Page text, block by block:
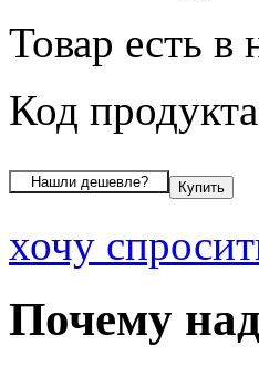
Товар есть в
Код
хочу
Почему